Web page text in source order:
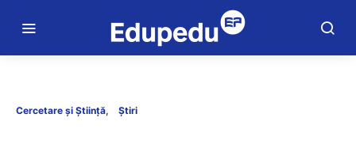
Cercetare și Știință Știri